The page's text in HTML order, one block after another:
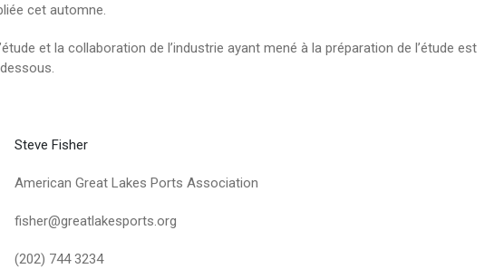
cet automne.
et la collaboration de l’industrie ayant mené à la préparation de l’étude est
Steve Fisher
American Great Lakes Ports Association
fisher@greatlakesports.org
(202) 744 3234